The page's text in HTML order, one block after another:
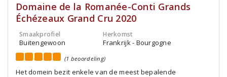
Domaine de la Romanée-Conti Grands
Échézeaux Grand Cru 2020
Smaakprofiel
Buitengewoon
Herkomst
Frankrijk - Bourgogne
(1 beoordeling)
Het domein bezit enkele van de meest bepalende